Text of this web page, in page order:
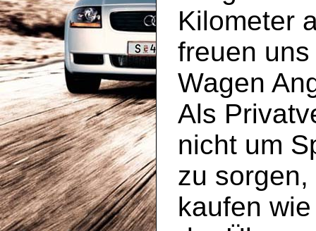
Kilometer
freuen
Wagen
Als
nicht um
zu
kaufen